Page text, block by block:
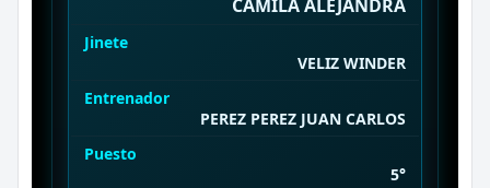
CAMILA ALEJANDRA
Jinete
VELIZ WINDER
Entrenador
PEREZ PEREZ JUAN CARLOS
Puesto
5°